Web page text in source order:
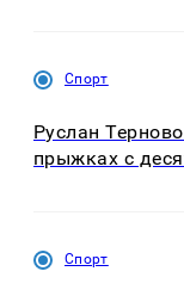
Спорт
Руслан
прыжках с
Спорт